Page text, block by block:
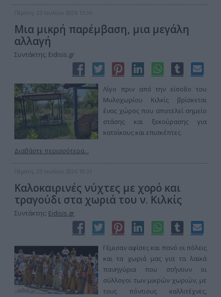
Πέμπτη, 23 Ιουλίου 2026 13:36
Μια μικρή παρέμβαση, μια μεγάλη
αλλαγή
Συντάκτης: Eidisis.gr
Λίγο πριν από την είσοδο του
Μυλοχωρίου Κιλκίς βρίσκεται
ένας χώρος που αποτελεί σημείο
στάσης και ξεκούρασης για
κατοίκους και επισκέπτες.
Διαβάστε περισσότερα...
Πέμπτη, 23 Ιουλίου 2026 10:33
Καλοκαιρινές νύχτες με χορό και
τραγούδι στα χωριά του ν. Κιλκίς
Συντάκτης: Eidisis.gr
Γέμισαν αφίσες και πανό οι πόλεις
και τα χωριά μας για τα λαϊκά
πανηγύρια που στήνουν οι
σύλλογοι των μικρών χωριών, με
τους πόντιους καλλιτέχνες,